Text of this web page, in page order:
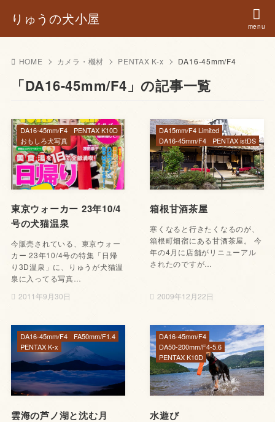
りゅうの犬小屋
HOME カメラ・機材 PENTAX K-x DA16-45mm/F4
「DA16-45mm/F4」の記事一覧
東京ウォーカー 23年10/4
号の犬猫温泉
今販売されている、東京ウォー
カー 23年10/4号の特集「日帰
り3D温泉」に、りゅうが犬猫温
泉に入ってる写真…
2011年9月30日
DA16-45mm/F4
PENTAX K10D
おもしろ犬写真
箱根甘酒茶屋
寒くなると行きたくなるのが、
箱根町畑宿にある甘酒茶屋。 今
年の4月に店舗がリニューアル
されたのですが…
2009年12月22日
DA15mm/F4 Limited
DA16-45mm/F4
PENTAX istDS
雲海の芦ノ湖と沈む月
DA16-45mm/F4
FA50mm/F1.4
PENTAX K-x
水遊び
DA16-45mm/F4
DA50-200mm/F4-5.6
PENTAX K10D